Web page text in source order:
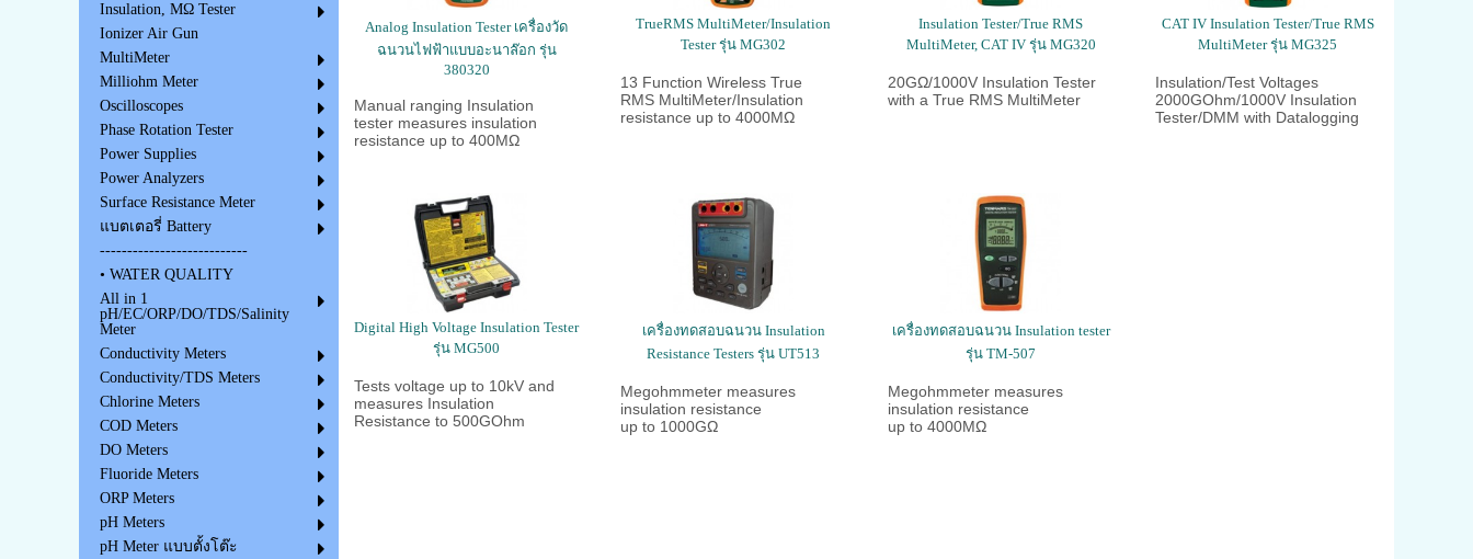
Insulation, MΩ Tester
Ionizer Air Gun
MultiMeter
Milliohm Meter
Oscilloscopes
Phase Rotation Tester
Power Supplies
Power Analyzers
Surface Resistance Meter
แบตเตอรี่ Battery
---------------------------
• WATER QUALITY
All in 1
pH/EC/ORP/DO/TDS/Salinity
Meter
Conductivity Meters
Conductivity/TDS Meters
Chlorine Meters
COD Meters
DO Meters
Fluoride Meters
ORP Meters
pH Meters
pH Meter แบบตั้งโต๊ะ
Analog Insulation Tester เครื่องวัด
ฉนวนไฟฟ้าแบบอะนาล๊อก รุ่น
380320
Manual ranging Insulation
tester measures insulation
resistance up to 400MΩ
TrueRMS MultiMeter/Insulation
Tester รุ่น MG302
13 Function Wireless True
RMS MultiMeter/Insulation
resistance up to 4000MΩ
Insulation Tester/True RMS
MultiMeter, CAT IV รุ่น MG320
20GΩ/1000V Insulation Tester
with a True RMS MultiMeter
CAT IV Insulation Tester/True RMS
MultiMeter รุ่น MG325
Insulation/Test Voltages
2000GOhm/1000V Insulation
Tester/DMM with Datalogging
Digital High Voltage Insulation Tester
รุ่น MG500
Tests voltage up to 10kV and
measures Insulation
Resistance to 500GOhm
เครื่องทดสอบฉนวน Insulation
Resistance Testers รุ่น UT513
Megohmmeter measures
insulation resistance
up to 1000GΩ
เครื่องทดสอบฉนวน Insulation tester
รุ่น TM-507
Megohmmeter measures
insulation resistance
up to 4000MΩ